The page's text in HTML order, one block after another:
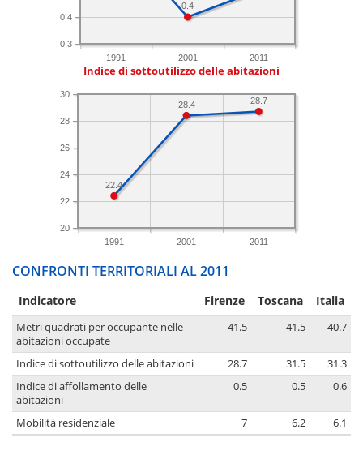
1991 2001 2011
0.3
0.4
0.4
Indice di sottoutilizzo delle abitazioni
1991 2001 2011
20
22
24
26
28
30
28.7
28.4
22.4
CONFRONTI TERRITORIALI AL 2011
Indicatore Firenze Toscana Italia
Metri quadrati per occupante nelle
abitazioni occupate
41.5 41.5 40.7
Indice di sottoutilizzo delle abitazioni 28.7 31.5
31.3
Indice di affollamento delle
abitazioni
0.5 0.5 0.6
Mobilità residenziale 7 6.2 6.1